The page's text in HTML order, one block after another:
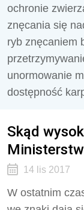
ochronie
znęcania się
ryb znęcaniem
unormowanie
dostępność
Skąd
14 lis 2017
W ostatnim